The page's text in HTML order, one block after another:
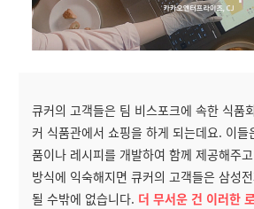
큐커의 고객들은 팀 비스포크에 속한 식품
커 식품관에서 쇼핑을 하게 되는데요. 이
품이나 레시피를 개발하여 함께 제공해주
방식에 익숙해지면 큐커의 고객들은 삼성
될 수밖에 없습니다. 더 무서운 건 이러한